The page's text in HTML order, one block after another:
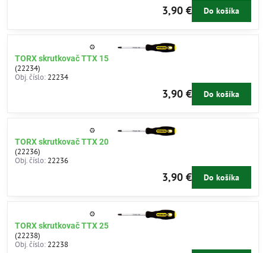
3,90 € Do košíka
TORX skrutkovač TTX 15
(22234)
Obj. číslo: 22234
3,90 € Do košíka
TORX skrutkovač TTX 20
(22236)
Obj. číslo: 22236
3,90 € Do košíka
TORX skrutkovač TTX 25
(22238)
Obj. číslo: 22238